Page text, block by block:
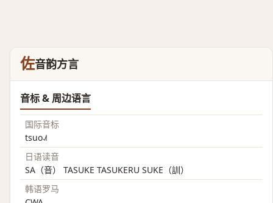
佐音韵方言
音标 & 周边语言
国际音标
tsuo˨˩˦
日语读音
SA（音） TASUKE TASUKERU SUKE（訓）
韩语罗马